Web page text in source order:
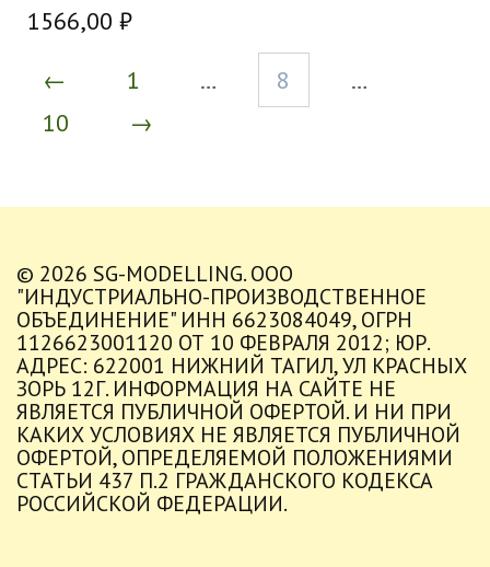
1566,00 ₽
←
1 … 8
…
10
→
© 2026 SG-MODELLING. ООО
"ИНДУСТРИАЛЬНО-ПРОИЗВОДСТВЕННОЕ
ОБЪЕДИНЕНИЕ" ИНН 6623084049, ОГРН
1126623001120 ОТ 10 ФЕВРАЛЯ 2012; ЮР.
АДРЕС: 622001 НИЖНИЙ ТАГИЛ, УЛ КРАСНЫХ
ЗОРЬ 12Г. ИНФОРМАЦИЯ НА САЙТЕ НЕ
ЯВЛЯЕТСЯ ПУБЛИЧНОЙ ОФЕРТОЙ. И НИ ПРИ
КАКИХ УСЛОВИЯХ НЕ ЯВЛЯЕТСЯ ПУБЛИЧНОЙ
ОФЕРТОЙ, ОПРЕДЕЛЯЕМОЙ ПОЛОЖЕНИЯМИ
СТАТЬИ 437 П.2 ГРАЖДАНСКОГО КОДЕКСА
РОССИЙСКОЙ ФЕДЕРАЦИИ.